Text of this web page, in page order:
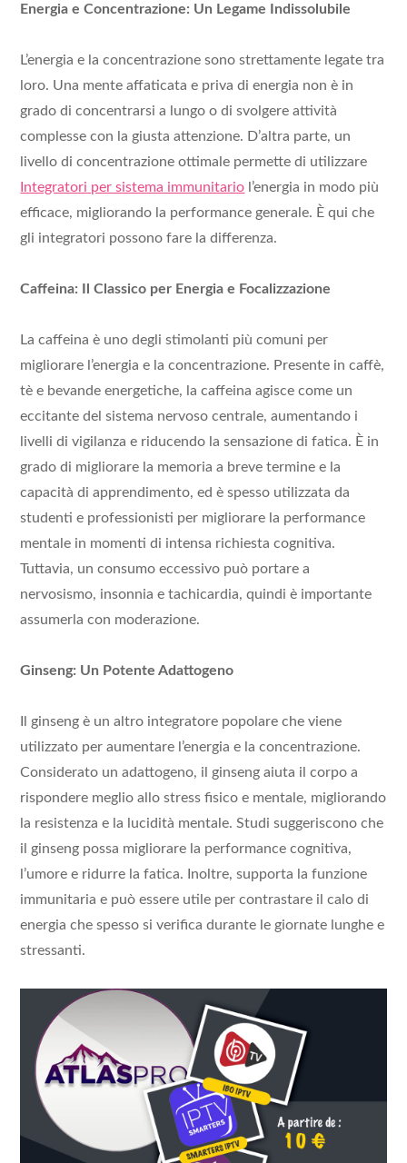
Energia e Concentrazione: Un Legame Indissolubile
L’energia e la concentrazione sono strettamente legate tra
loro. Una mente affaticata e priva di energia non è in
grado di concentrarsi a lungo o di svolgere attività
complesse con la giusta attenzione. D’altra parte, un
livello di concentrazione ottimale permette di utilizzare
Integratori per sistema immunitario l’energia in modo più
efficace, migliorando la performance generale. È qui che
gli integratori possono fare la differenza.
Caffeina: Il Classico per Energia e Focalizzazione
La caffeina è uno degli stimolanti più comuni per
migliorare l’energia e la concentrazione. Presente in caffè,
tè e bevande energetiche, la caffeina agisce come un
eccitante del sistema nervoso centrale, aumentando i
livelli di vigilanza e riducendo la sensazione di fatica. È in
grado di migliorare la memoria a breve termine e la
capacità di apprendimento, ed è spesso utilizzata da
studenti e professionisti per migliorare la performance
mentale in momenti di intensa richiesta cognitiva.
Tuttavia, un consumo eccessivo può portare a
nervosismo, insonnia e tachicardia, quindi è importante
assumerla con moderazione.
Ginseng: Un Potente Adattogeno
Il ginseng è un altro integratore popolare che viene
utilizzato per aumentare l’energia e la concentrazione.
Considerato un adattogeno, il ginseng aiuta il corpo a
rispondere meglio allo stress fisico e mentale, migliorando
la resistenza e la lucidità mentale. Studi suggeriscono che
il ginseng possa migliorare la performance cognitiva,
l’umore e ridurre la fatica. Inoltre, supporta la funzione
immunitaria e può essere utile per contrastare il calo di
energia che spesso si verifica durante le giornate lunghe e
stressanti.